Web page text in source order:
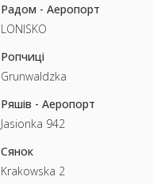
Радом - Аеропорт
LONISKO
Ропчиці
Grunwaldzka
Ряшів - Аеропорт
Jasionka 942
Сянок
Krakowska 2